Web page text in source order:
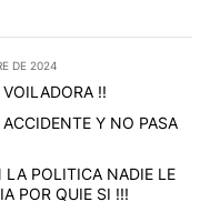
DE 2024
!!
Y NO PASA
LA POLITICA NADIE LE
POR QUIE SI !!!